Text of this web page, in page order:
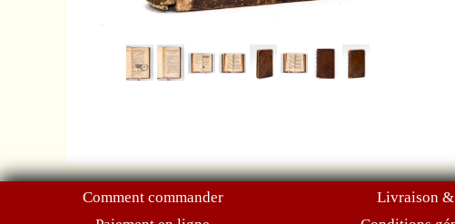
Comment commander
Livraison